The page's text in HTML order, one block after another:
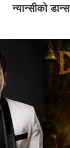
न्यान्सीको डान्स